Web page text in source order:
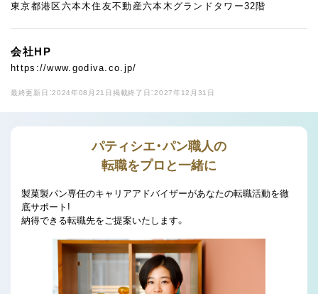
東京都港区六本木住友不動産六本木グランドタワー32階
会社HP
https://www.godiva.co.jp/
最終更新日：2024年08月21日 掲載終了日：2027年12月31日
パティシエ・パン職人の
転職をプロと一緒に
製菓製パン専任のキャリアアドバイザーがあなたの転職活動を徹
底サポート!
納得できる転職先をご提案いたします。